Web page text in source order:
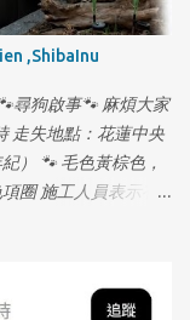
,ShibaInu
尋狗啟事🐾 麻煩大家
走失地點：花蓮中央
） 🐾 毛色黃棕色，
圈 施工人員表示有
幫我們多注意，龍
咳嗽的聲音。 📞 聯